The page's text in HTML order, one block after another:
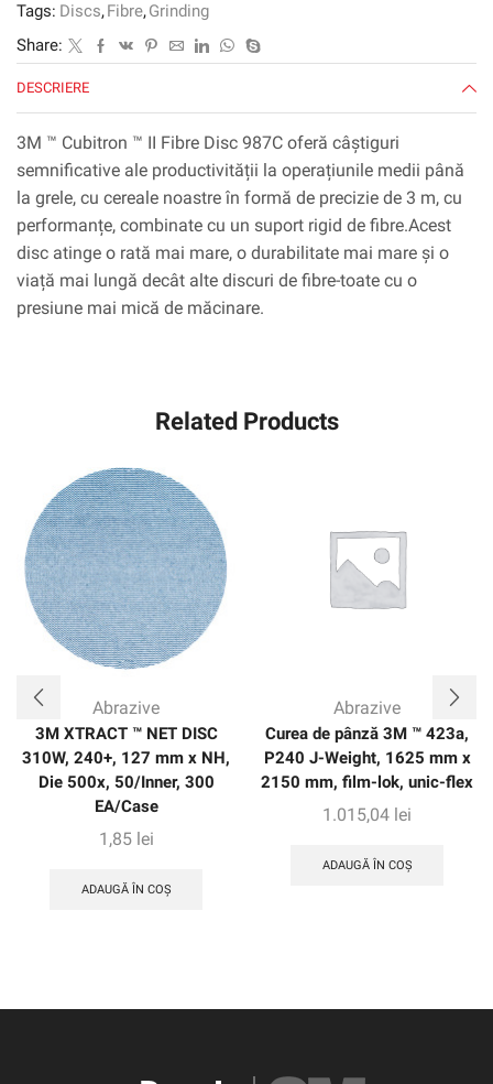
Tags: Discs,Fibre,Grinding
Share:
DESCRIERE
3M ™ Cubitron ™ II Fibre Disc 987C oferă câștiguri
semnificative ale productivității la operațiunile medii până
la grele, cu cereale noastre în formă de precizie de 3 m, cu
performanțe, combinate cu un suport rigid de fibre.Acest
disc atinge o rată mai mare, o durabilitate mai mare și o
viață mai lungă decât alte discuri de fibre-toate cu o
presiune mai mică de măcinare.
Related Products
Abrazive
3M XTRACT ™ NET DISC
310W, 240+, 127 mm x NH,
Die 500x, 50/Inner, 300
EA/Case
1,85 lei
ADAUGĂ ÎN COȘ
Abrazive
Curea de pânză 3M ™ 423a,
P240 J-Weight, 1625 mm x
2150 mm, film-lok, unic-flex
1.015,04 lei
ADAUGĂ ÎN COȘ